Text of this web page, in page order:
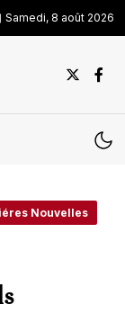
Samedi, 8 août 2026
Nouvelles